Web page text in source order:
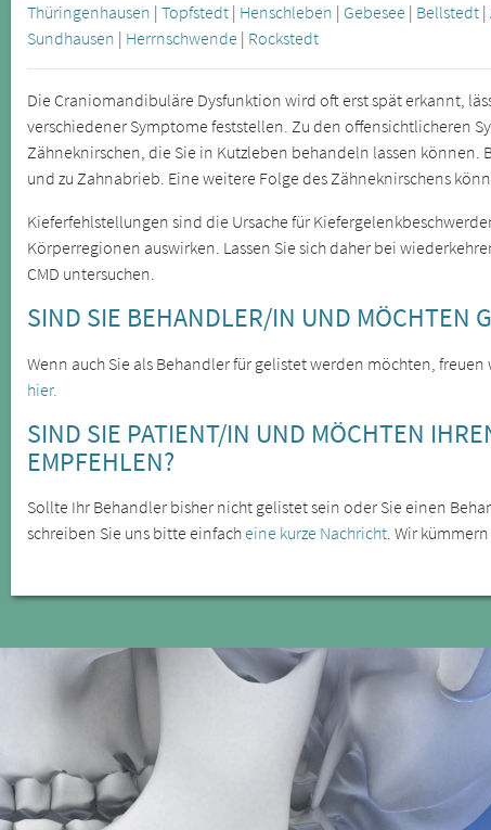
Thüringenhausen |Topfstedt | Henschleben | Gebesee | Bellstedt |
Sundhausen | Herrnschwende | Rockstedt
Die Craniomandibuläre Dysfunktion wird oft erst spät erkannt,
verschiedener Symptome feststellen. Zu den offensichtlicheren
Zähneknirschen, die Sie in Kutzleben behandeln lassen können.
und zu Zahnabrieb. Eine weitere Folge des Zähneknirschens
Kieferfehlstellungen sind die Ursache für
Körperregionen auswirken. Lassen Sie sich daher bei
CMD untersuchen.
SIND SIE BEHANDLER/IN UND MÖCHTEN
Wenn auch Sie als Behandler für gelistet werden möchten,
hier.
SIND SIE PATIENT/IN UND MÖCHTEN
EMPFEHLEN?
Sollte Ihr Behandler bisher nicht gelistet sein oder Sie einen
schreiben Sie uns bitte einfacheine kurze Nachricht . Wir